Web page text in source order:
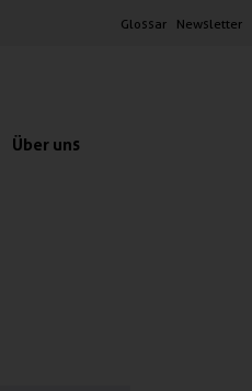
Glossar Newsletter
Über uns